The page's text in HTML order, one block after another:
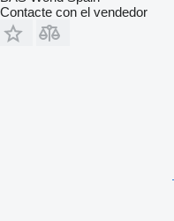
Contacte con el vendedor